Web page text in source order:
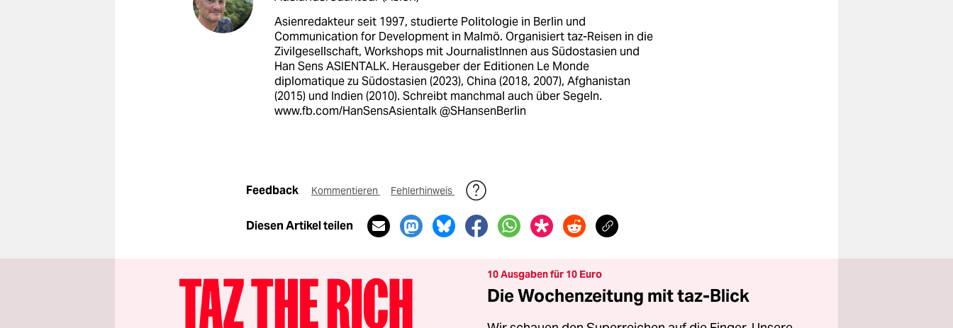
Asienredakteur seit 1997, studierte Politologie in Berlin und
Communication for Development in Malmö. Organisiert taz-Reisen in die
Zivilgesellschaft, Workshops mit JournalistInnen aus Südostasien und
Han Sens ASIENTALK. Herausgeber der Editionen Le Monde
diplomatique zu Südostasien (2023), China (2018, 2007), Afghanistan
(2015) und Indien (2010). Schreibt manchmal auch über Segeln.
www.fb.com/HanSensAsientalk @SHansenBerlin
Feedback Kommentieren Fehlerhinweis
Diesen Artikel teilen
10 Ausgaben für 10 Euro
Die Wochenzeitung mit taz-Blick